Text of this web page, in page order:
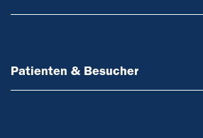
Patienten & Besucher